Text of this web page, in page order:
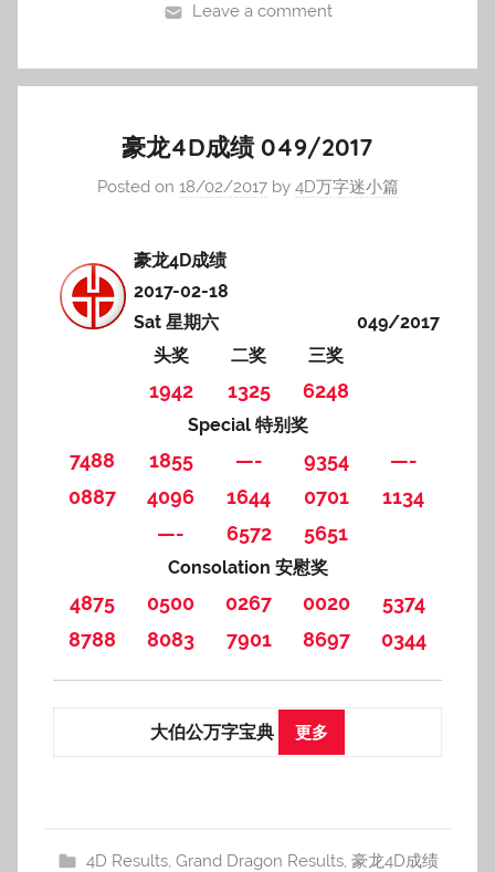
Leave a comment
豪龙4D成绩 049/2017
Posted on 18/02/2017by 4D万字迷小篇
豪龙4D成绩
2017-02-18
Sat 星期六
049/2017
头奖
二奖 三奖
1942 1325 6248
Special 特别奖
7488 1855 —- 9354
—-
0887
4096 1644 0701
1134
—-
6572 5651
Consolation 安慰奖
4875 0500 0267 0020
5374
8788
8083 7901 8697 0344
大伯公万字宝典 更多
4D Results,Grand Dragon Results,豪龙4D成绩